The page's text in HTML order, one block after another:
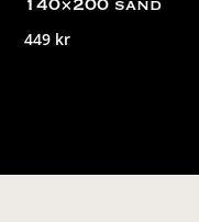
140×200 sand
449 kr